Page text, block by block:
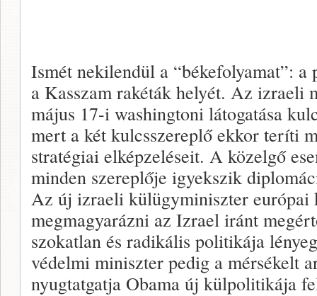
Ismét nekilendül a “békefolyamat”:
a Kasszam rakéták helyét. Az izraeli
május 17-i washingtoni látogatása
mert a két kulcsszereplő ekkor teríti
stratégiai elképzeléseit. A közelgő
minden szereplője igyekszik
Az új izraeli külügyminiszter európai
megmagyarázni az Izrael iránt
szokatlan és radikális politikája
védelmi miniszter pedig a mérsékelt
nyugtatgatja Obama új külpolitikája